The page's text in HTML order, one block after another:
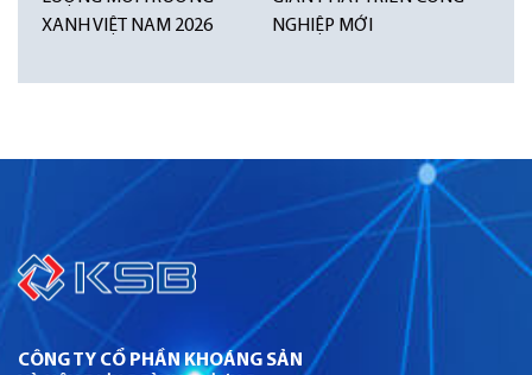
XANH VIỆT NAM 2026
NGHIỆP MỚI
CÔNG TY CỔ PHẦN KHOÁNG SẢN